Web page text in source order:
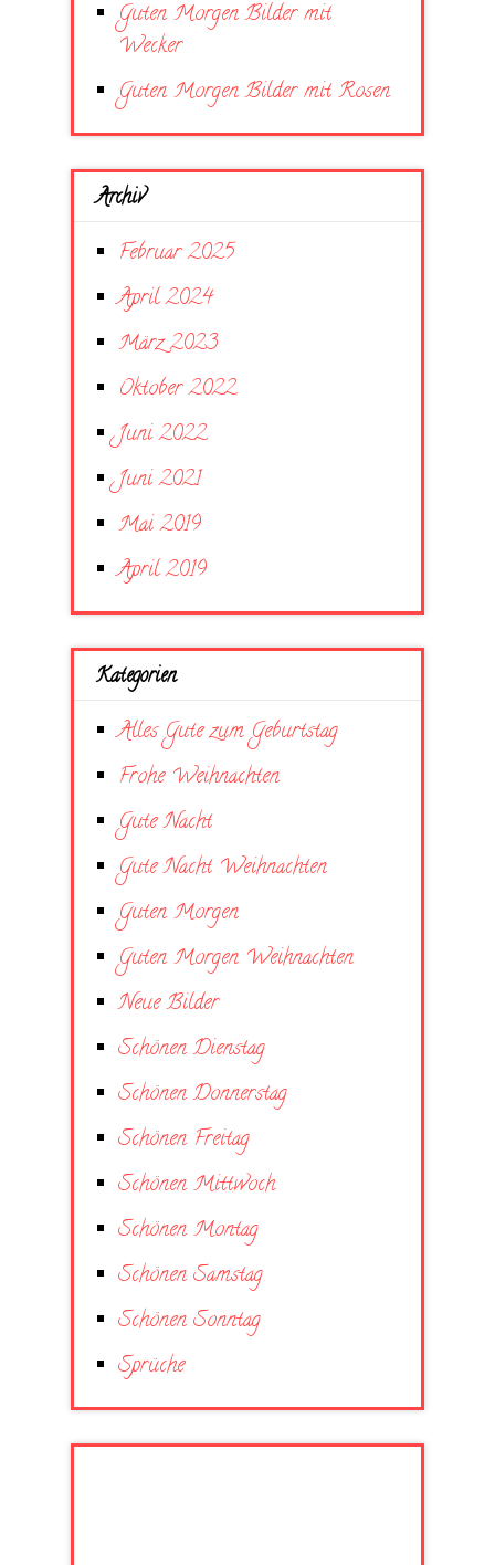
Guten Morgen Bilder mit
Wecker
Guten Morgen Bilder mit Rosen
Archiv
Februar 2025
April 2024
März 2023
Oktober 2022
Juni 2022
Juni 2021
Mai 2019
April 2019
Kategorien
Alles Gute zum Geburtstag
Frohe Weihnachten
Gute Nacht
Gute Nacht Weihnachten
Guten Morgen
Guten Morgen Weihnachten
Neue Bilder
Schönen Dienstag
Schönen Donnerstag
Schönen Freitag
Schönen Mittwoch
Schönen Montag
Schönen Samstag
Schönen Sonntag
Sprüche